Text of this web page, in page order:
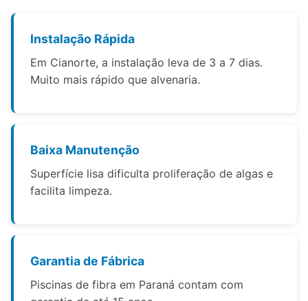
Instalação Rápida
Em Cianorte, a instalação leva de 3 a 7 dias.
Muito mais rápido que alvenaria.
Baixa Manutenção
Superfície lisa dificulta proliferação de algas e
facilita limpeza.
Garantia de Fábrica
Piscinas de fibra em Paraná contam com